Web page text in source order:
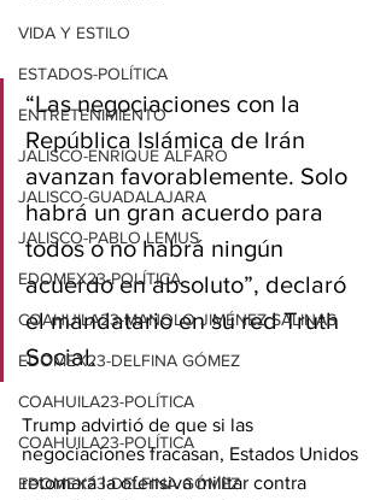
VIDA Y ESTILO
ESTADOS-POLÍTICA
ENTRETENIMIENTO
JALISCO-ENRIQUE ALFARO
JALISCO-GUADALAJARA
JALISCO-PABLO LEMUS
EDOMEX23-POLÍTICA
COAHUILA23-MANOLO JIMÉNEZ SALINAS
EDOMEX23-DELFINA GÓMEZ
COAHUILA23-POLÍTICA
COAHUILA23-POLÍTICA
EDOMEX23-DELFINA GÓMEZ
“Las negociaciones con la
República Islámica de Irán
avanzan favorablemente. Solo
habrá un gran acuerdo para
todos o no habrá ningún
acuerdo en absoluto”, declaró
el mandatario en su red Truth
Social.
Trump advirtió de que si las
negociaciones fracasan, Estados Unidos
retomará la ofensiva militar contra